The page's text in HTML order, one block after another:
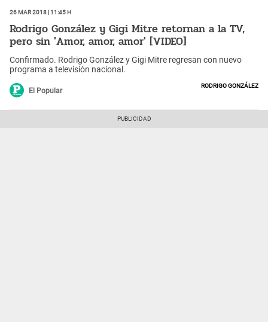
26 Mar 2018 | 11:45 h
Rodrigo González y Gigi Mitre retornan a la TV,
pero sin 'Amor, amor, amor' [VIDEO]
Confirmado. Rodrigo González y Gigi Mitre regresan con nuevo
programa a televisión nacional.
El Popular
Rodrigo González